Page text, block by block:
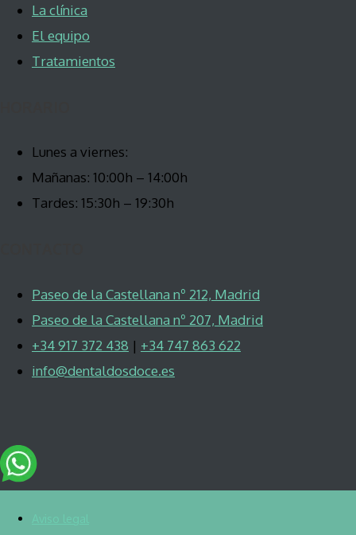
La clínica
El equipo
Tratamientos
Lunes a viernes:
Mañanas: 10:00h – 14:00h
Tardes: 15:30h – 19:30h
Paseo de la Castellana nº 212, Madrid
Paseo de la Castellana nº 207, Madrid
+34 917 372 438 | +34 747 863 622
info@dentaldosdoce.es